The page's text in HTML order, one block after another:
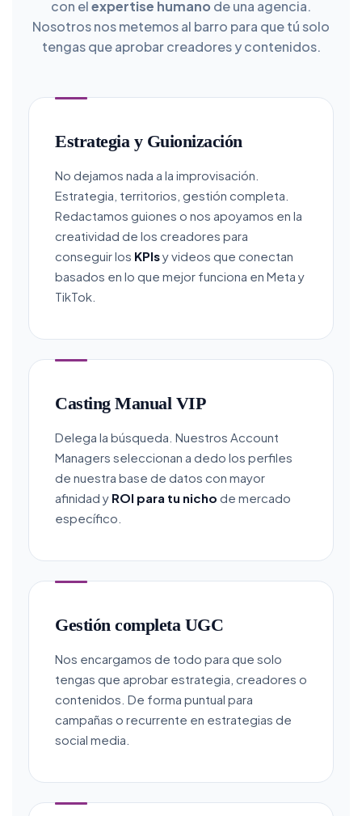
con elexpertise humano de una agencia.
Nosotros nos metemos al barro para que tú solo
tengas que aprobar creadores y contenidos.
Estrategia y Guionización
No dejamos nada a la improvisación.
Estrategia, territorios, gestión completa.
Redactamos guiones o nos apoyamos en la
creatividad de los creadores para
conseguir los KPIsy videos que conectan
basados en lo que mejor funciona en Meta y
TikTok.
Casting Manual VIP
Delega la búsqueda. Nuestros Account
Managers seleccionan a dedo los perfiles
de nuestra base de datos con mayor
afinidad y ROI para tu nicho de mercado
específico.
Gestión completa UGC
Nos encargamos de todo para que solo
tengas que aprobar estrategia, creadores o
contenidos. De forma puntual para
campañas o recurrente en estrategias de
social media.